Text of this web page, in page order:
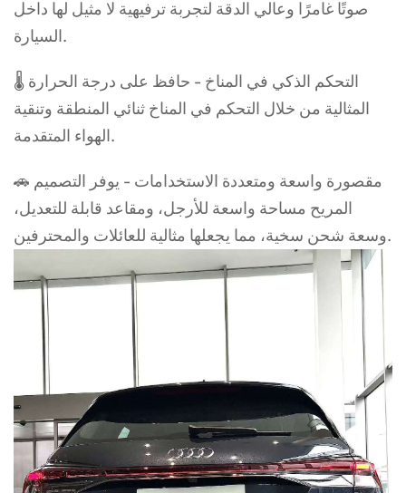
صوتًا غامرًا وعالي الدقة لتجربة ترفيهية لا مثيل لها داخل
السيارة.
🌡️ التحكم الذكي في المناخ - حافظ على درجة الحرارة
المثالية من خلال التحكم في المناخ ثنائي المنطقة وتنقية
الهواء المتقدمة.
🚗 مقصورة واسعة ومتعددة الاستخدامات - يوفر التصميم
المريح مساحة واسعة للأرجل، ومقاعد قابلة للتعديل،
وسعة شحن سخية، مما يجعلها مثالية للعائلات والمحترفين.